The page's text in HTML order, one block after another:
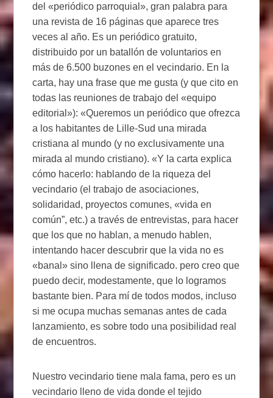
del «periódico parroquial», gran palabra para
una revista de 16 páginas que aparece tres
veces al año. Es un periódico gratuito,
distribuido por un batallón de voluntarios en
más de 6.500 buzones en el vecindario. En la
carta, hay una frase que me gusta (y que cito en
todas las reuniones de trabajo del «equipo
editorial»): «Queremos un periódico que ofrezca
a los habitantes de Lille-Sud una mirada
cristiana al mundo (y no exclusivamente una
mirada al mundo cristiano). «Y la carta explica
cómo hacerlo: hablando de la riqueza del
vecindario (el trabajo de asociaciones,
solidaridad, proyectos comunes, «vida en
común”, etc.) a través de entrevistas, para hacer
que los que no hablan, a menudo hablen,
intentando hacer descubrir que la vida no es
«banal» sino llena de significado. pero creo que
puedo decir, modestamente, que lo logramos
bastante bien. Para mí de todos modos, incluso
si me ocupa muchas semanas antes de cada
lanzamiento, es sobre todo una posibilidad real
de encuentros.
Nuestro vecindario tiene mala fama, pero es un
vecindario lleno de vida donde el tejido